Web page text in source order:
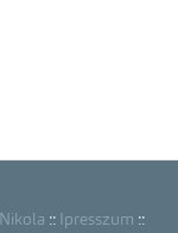
Nikola :: Ipresszum ::